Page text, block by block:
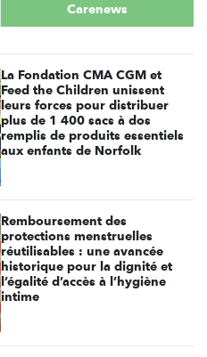
Carenews
La Fondation CMA CGM et
Feed the Children unissent
leurs forces pour distribuer
plus de 1 400 sacs à dos
remplis de produits essentiels
aux enfants de Norfolk
Remboursement des
protections menstruelles
réutilisables : une avancée
historique pour la dignité et
l’égalité d’accès à l’hygiène
intime